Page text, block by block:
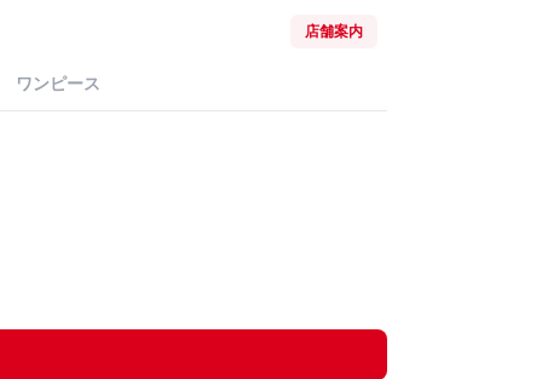
店舗案内
ワンピース